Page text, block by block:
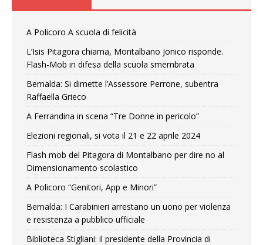
A Policoro A scuola di felicità
L’Isis Pitagora chiama, Montalbano Jonico risponde.
Flash-Mob in difesa della scuola smembrata
Bernalda: Si dimette l’Assessore Perrone, subentra
Raffaella Grieco
A Ferrandina in scena “Tre Donne in pericolo”
Elezioni regionali, si vota il 21 e 22 aprile 2024
Flash mob del Pitagora di Montalbano per dire no al
Dimensionamento scolastico
A Policoro “Genitori, App e Minori”
Bernalda: I Carabinieri arrestano un uono per violenza
e resistenza a pubblico ufficiale
Biblioteca Stigliani: il presidente della Provincia di